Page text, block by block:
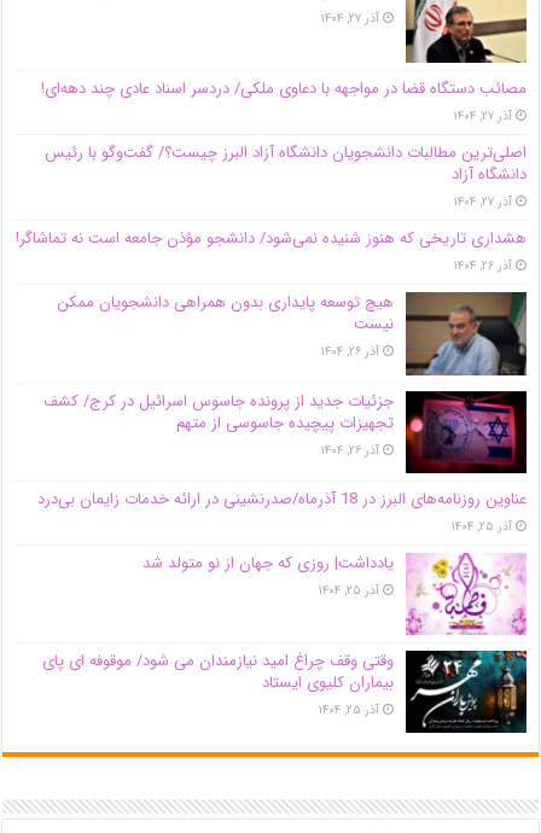
آذر ۲۷, ۱۴۰۴
مصائب دستگاه قضا در مواجهه با دعاوی ملکی/ دردسر اسناد عادی چند‌ دهه‌ای!
آذر ۲۷, ۱۴۰۴
اصلی‌ترین مطالبات دانشجویان دانشگاه آزاد البرز چیست؟/ گفت‌وگو با رئیس
دانشگاه آز‌اد
آذر ۲۷, ۱۴۰۴
هشداری تاریخی که هنوز شنیده نمی‌شود/ دانشجو مؤذن جامعه است نه تماشاگر!
آذر ۲۶, ۱۴۰۴
هیچ توسعه پایداری بدون همراهی دانشجویان ممکن
نیست
آذر ۲۶, ۱۴۰۴
جزئیات جدید از پرونده جاسوس اسرائیل در کرج/‌ کشف
تجهیزات پیچیده جاسوسی از متهم
آذر ۲۶, ۱۴۰۴
عناوین روزنامه‌های البرز در ‌18 آذرماه/صدرنشینی در ارائه خدمات زایمان بی‌درد
آذر ۲۵, ۱۴۰۴
یادداشت| روزی که جهان از نو متولد شد
آذر ۲۵, ۱۴۰۴
وقتی وقف چراغ امید نیازمندان می شود/ موقوفه ای پای
بیماران کلیوی ایستاد
آذر ۲۵, ۱۴۰۴